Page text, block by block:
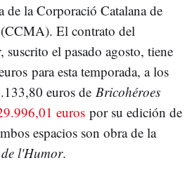
de la Corporació Catalana de
El contrato del
, suscrito el pasado agosto, tiene
para esta temporada, a los
euros de Bricohéroes
euros por su edición de
espacios son obra de la
l'Humor.